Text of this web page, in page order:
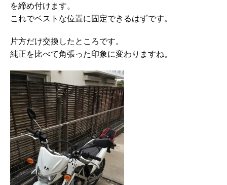
を締め付けます。
これでベストな位置に固定できるはずです。
片方だけ交換したところです。
純正を比べて角張った印象に変わりますね。